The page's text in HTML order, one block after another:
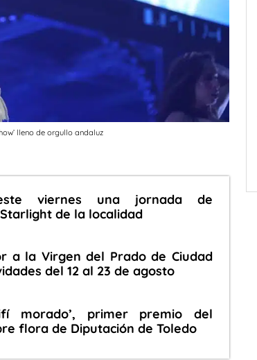
lleno de orgullo andaluz
viernes una jornada de
de la localidad
a la Virgen del Prado de Ciudad
del 12 al 23 de agosto
morado’, primer premio del
flora de Diputación de Toledo